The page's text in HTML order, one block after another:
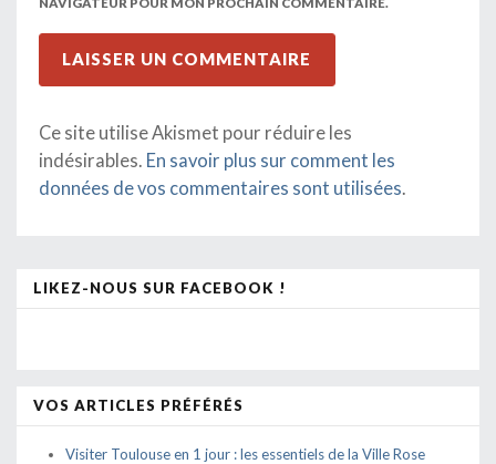
Ce site utilise Akismet pour réduire les
indésirables. En savoir plus sur comment les
données de vos commentaires sont utilisées.
LIKEZ-NOUS SUR FACEBOOK !
VOS ARTICLES PRÉFÉRÉS
Visiter Toulouse en 1 jour : les essentiels de la Ville Rose